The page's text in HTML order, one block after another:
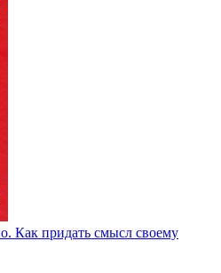
Как придать смысл своему